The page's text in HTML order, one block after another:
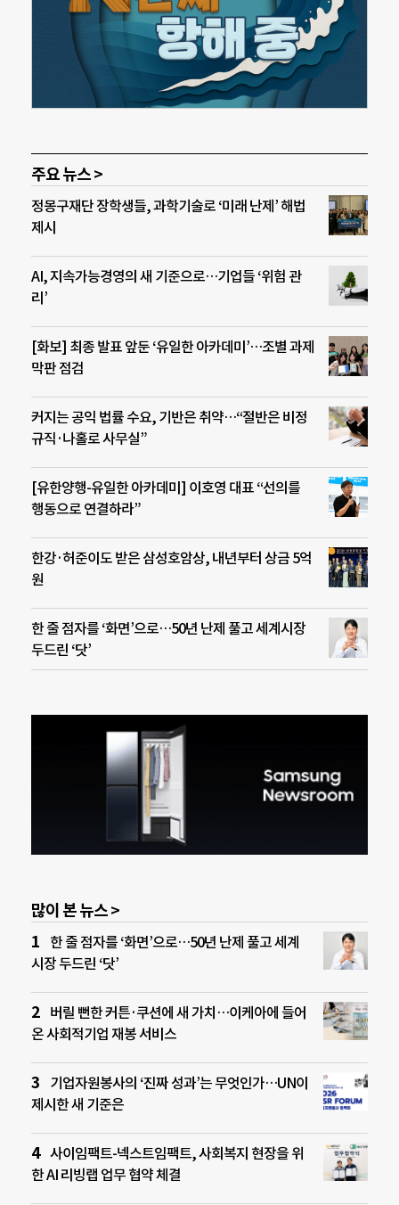
주요 뉴스 >
정몽구재단 장학생들, 과학기술로 ‘미래 난제’ 해법
제시
AI, 지속가능경영의 새 기준으로…기업들 ‘위험 관
리’
[화보] 최종 발표 앞둔 ‘유일한 아카데미’…조별 과제
막판 점검
커지는 공익 법률 수요, 기반은 취약…“절반은 비정
규직·나홀로 사무실”
[유한양행-유일한 아카데미] 이호영 대표 “선의를
행동으로 연결하라”
한강·허준이도 받은 삼성호암상, 내년부터 상금 5억
원
한 줄 점자를 ‘화면’으로…50년 난제 풀고 세계시장
두드린 ‘닷’
많이 본 뉴스 >
한 줄 점자를 ‘화면’으로…50년 난제 풀고 세계
시장 두드린 ‘닷’
버릴 뻔한 커튼·쿠션에 새 가치…이케아에 들어
온 사회적기업 재봉 서비스
기업자원봉사의 ‘진짜 성과’는 무엇인가…UN이
제시한 새 기준은
사이임팩트-넥스트임팩트, 사회복지 현장을 위
한 AI 리빙랩 업무 협약 체결